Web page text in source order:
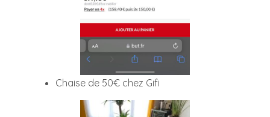
Chaise de 50€ chez Gifi